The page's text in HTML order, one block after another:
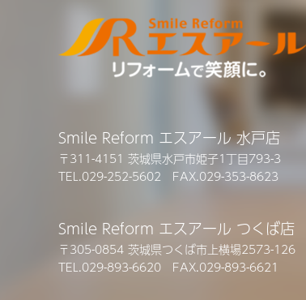
Smile Reform エスアール 水戸店
〒311-4151 茨城県水戸市姫子1丁目793-3
TEL.029-252-5602 FAX.029-353-8623
Smile Reform エスアール つくば店
〒305-0854 茨城県つくば市上横場2573-126
TEL.029-893-6620 FAX.029-893-6621